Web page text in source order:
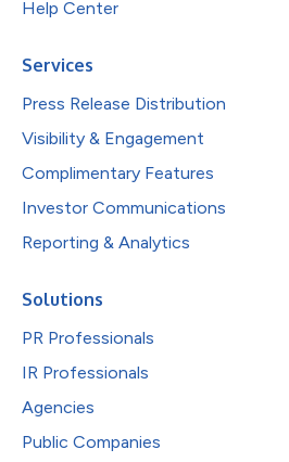
Help Center
Services
Press Release Distribution
Visibility & Engagement
Complimentary Features
Investor Communications
Reporting & Analytics
Solutions
PR Professionals
IR Professionals
Agencies
Public Companies